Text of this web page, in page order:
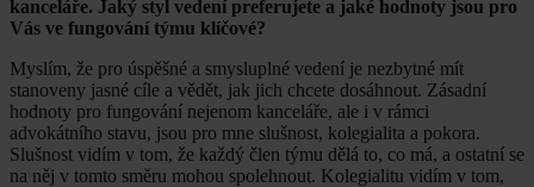
kanceláře. Jaký styl vedení preferujete a jaké hodnoty jsou pro
Vás ve fungování týmu klíčové?
Myslím, že pro úspěšné a smysluplné vedení je nezbytné mít
stanoveny jasné cíle a vědět, jak jich chcete dosáhnout. Zásadní
hodnoty pro fungování nejenom kanceláře, ale i v rámci
advokátního stavu, jsou pro mne slušnost, kolegialita a pokora.
Slušnost vidím v tom, že každý člen týmu dělá to, co má, a ostatní se
na něj v tomto směru mohou spolehnout. Kolegialitu vidím v tom,